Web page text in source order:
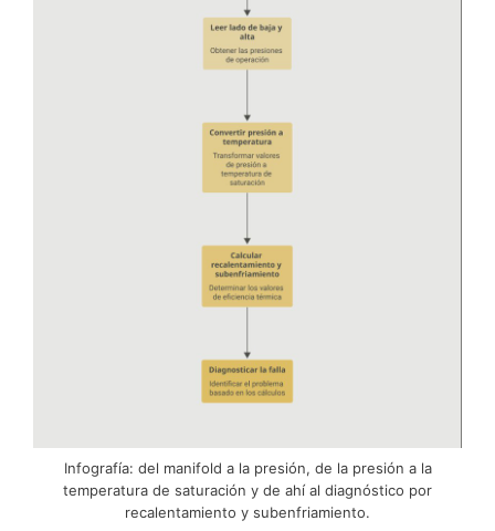
Infografía: del manifold a la presión, de la presión a la
temperatura de saturación y de ahí al diagnóstico por
recalentamiento y subenfriamiento.